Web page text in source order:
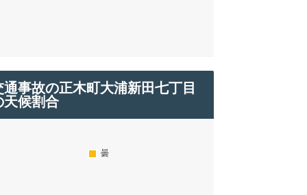
通事故の正木町大浦新田七丁目
天候割合